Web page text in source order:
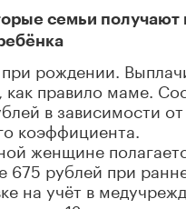
семьи получают
рождении.
как правило маме.
в зависимости от
коэффициента.
женщине
675 рублей при
на учёт в